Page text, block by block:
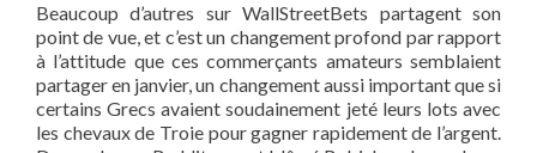
Beaucoup d’autres sur WallStreetBets partagent son
point de vue, et c’est un changement profond par rapport
à l’attitude que ces commerçants amateurs semblaient
partager en janvier, un changement aussi important que si
certains Grecs avaient soudainement jeté leurs lots avec
les chevaux de Troie pour gagner rapidement de l’argent.